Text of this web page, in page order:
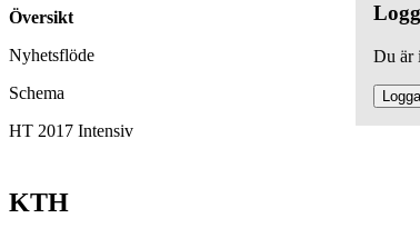
Du är
Översikt
Nyhetsflöde
Schema
HT 2017 Intensiv
KTH